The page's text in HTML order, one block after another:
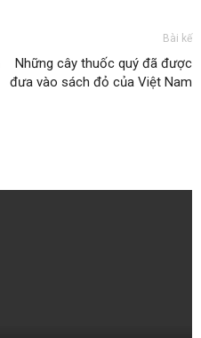
Bài kế
Những cây thuốc quý đã được
đưa vào sách đỏ của Việt Nam